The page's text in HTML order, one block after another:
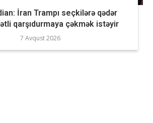
İran Trampı seçkilərə qədər
qarşıdurmaya çəkmək istəyir
7 Avqust 2026